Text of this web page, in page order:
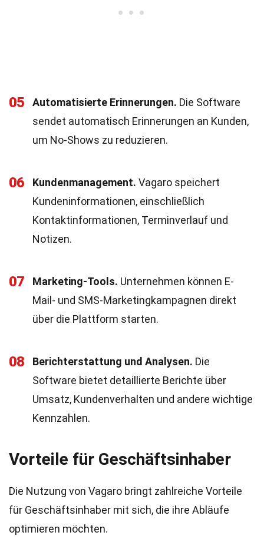
05 Automatisierte Erinnerungen. Die Software
sendet automatisch Erinnerungen an Kunden,
um No-Shows zu reduzieren.
06 Kundenmanagement. Vagaro speichert
Kundeninformationen, einschließlich
Kontaktinformationen, Terminverlauf und
Notizen.
07 Marketing-Tools. Unternehmen können E-
Mail- und SMS-Marketingkampagnen direkt
über die Plattform starten.
08 Berichterstattung und Analysen. Die
Software bietet detaillierte Berichte über
Umsatz, Kundenverhalten und andere wichtige
Kennzahlen.
Vorteile für Geschäftsinhaber
Die Nutzung von Vagaro bringt zahlreiche Vorteile
für Geschäftsinhaber mit sich, die ihre Abläufe
optimieren möchten.